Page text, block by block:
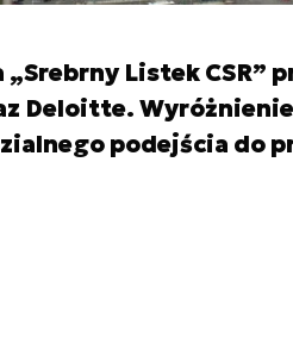
Listek CSR”
Deloitte.
podejścia do